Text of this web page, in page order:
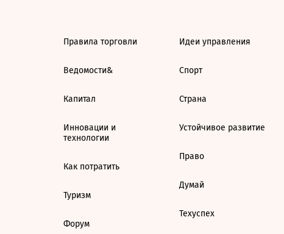
Правила торговли
Ведомости&
Капитал
Инновации и
технологии
Как потратить
Туризм
Форум
Идеи управления
Спорт
Страна
Устойчивое развитие
Право
Думай
Техуспех